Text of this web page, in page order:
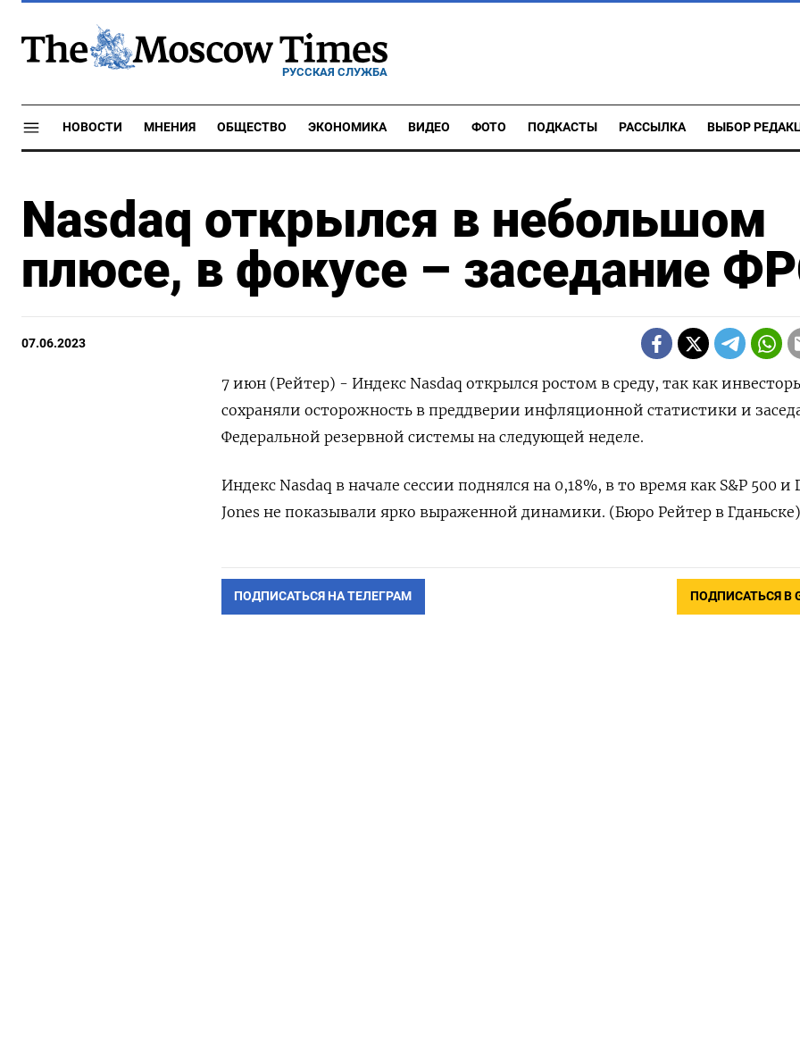
РУССКАЯ СЛУЖБА
НОВОСТИ МНЕНИЯ ОБЩЕСТВО ЭКОНОМИКА ВИДЕО ФОТО ПОДКАСТЫ РАССЫЛКА ВЫБОР
Nasdaq открылся в небольшом
плюсе, в фокусе – заседание
07.06.2023
7 июн (Рейтер) - Индекс Nasdaq открылся ростом в среду, так как
сохраняли осторожность в преддверии инфляционной статистики и
Федеральной резервной системы на следующей неделе.
Индекс Nasdaq в начале сессии поднялся на 0,18%, в то время как S&P 500 и
Jones не показывали ярко выраженной динамики. (Бюро Рейтер в Гданьске)
ПОДПИСАТЬСЯ НА ТЕЛЕГРАМ ПОДПИСАТЬСЯ В